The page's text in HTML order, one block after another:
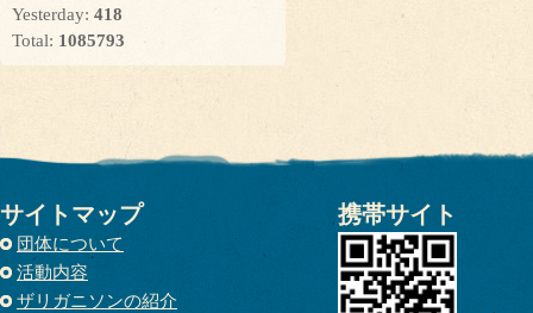
Yesterday: 418
Total: 1085793
サイトマップ
団体について
活動内容
ザリガニソンの紹介
携帯サイト